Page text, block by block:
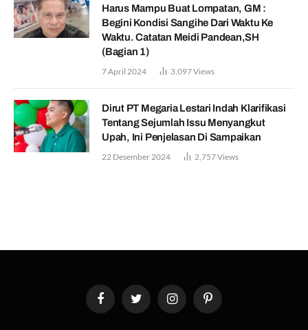
Harus Mampu Buat Lompatan, GM :
Begini Kondisi Sangihe Dari Waktu Ke
Waktu. Catatan Meidi Pandean,SH
(Bagian 1)
7 April 2024 3,097Views
Dirut PT Megaria Lestari Indah Klarifikasi
Tentang Sejumlah Issu Menyangkut
Upah, Ini Penjelasan Di Sampaikan
22 Desember 2024 2,757Views
FacebookTwitter InstagramPinterest